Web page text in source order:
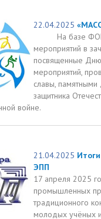
22.04.2025
На базе ФОК
мероприятий в
посвященные
мероприятий,
славы, памятными
защитника
войне.
21.04.2025
ЭПП
17 апреля 2025
промышленных
традиционного
молодых учёных